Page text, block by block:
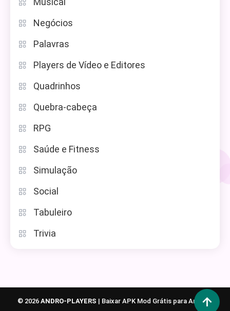
Negócios
Palavras
Players de Vídeo e Editores
Quadrinhos
Quebra-cabeça
RPG
Saúde e Fitness
Simulação
Social
Tabuleiro
Trivia
© 2026 ANDRO-PLAYERS | Baixar APK Mod Grátis para Android